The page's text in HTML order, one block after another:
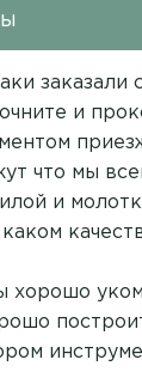
заказали
и
что мы
и
хорошо